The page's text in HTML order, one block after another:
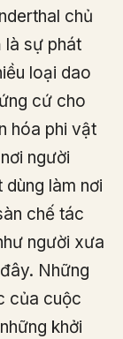
chủ
là sự phát
loại dao
cứ cho
hóa phi vật
người
dùng làm nơi
chế tác
người xưa
Những
của cuộc
khởi